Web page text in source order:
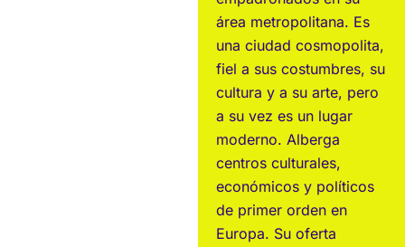
área metropolitana. Es
una ciudad cosmopolita,
fiel a sus costumbres, su
cultura y a su arte, pero
a su vez es un lugar
moderno. Alberga
centros culturales,
económicos y políticos
de primer orden en
Europa. Su oferta